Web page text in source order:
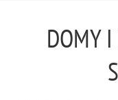
DOMY